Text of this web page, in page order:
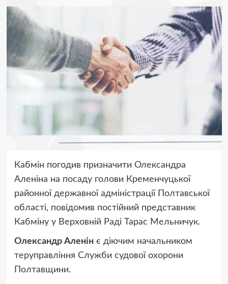
Кабмін погодив призначити Олександра
Аленіна на посаду голови Кременчуцької
районної державної адміністрації Полтавської
області, повідомив постійний представник
Кабміну у Верховній Раді Тарас Мельничук.
Олександр Аленінє діючим начальником
теруправління Служби судової охорони
Полтавщини.